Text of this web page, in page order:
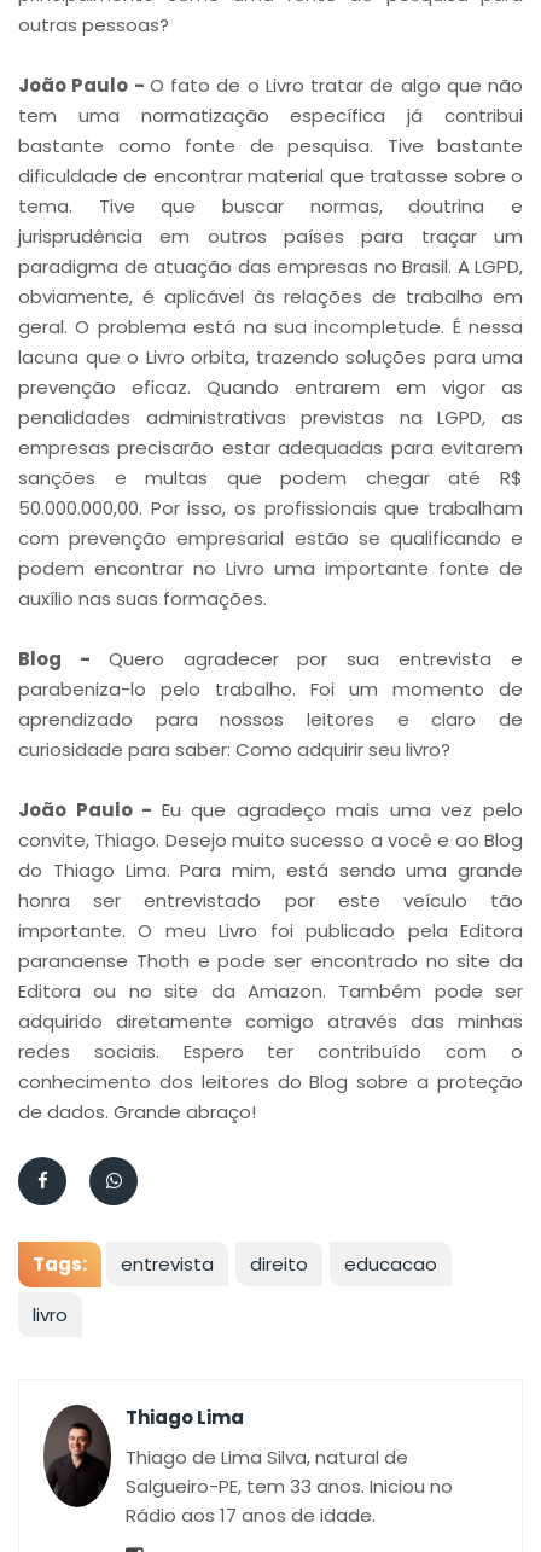
outras pessoas?
João Paulo - O fato de o Livro tratar de algo que não
tem uma normatização específica já contribui
bastante como fonte de pesquisa. Tive bastante
dificuldade de encontrar material que tratasse sobre o
tema. Tive que buscar normas, doutrina e
jurisprudência em outros países para traçar um
paradigma de atuação das empresas no Brasil. A LGPD,
obviamente, é aplicável às relações de trabalho em
geral. O problema está na sua incompletude. É nessa
lacuna que o Livro orbita, trazendo soluções para uma
prevenção eficaz. Quando entrarem em vigor as
penalidades administrativas previstas na LGPD, as
empresas precisarão estar adequadas para evitarem
sanções e multas que podem chegar até R$
50.000.000,00. Por isso, os profissionais que trabalham
com prevenção empresarial estão se qualificando e
podem encontrar no Livro uma importante fonte de
auxílio nas suas formações.
Blog - Quero agradecer por sua entrevista e
parabeniza-lo pelo trabalho. Foi um momento de
aprendizado para nossos leitores e claro de
curiosidade para saber: Como adquirir seu livro?
João Paulo - Eu que agradeço mais uma vez pelo
convite, Thiago. Desejo muito sucesso a você e ao Blog
do Thiago Lima. Para mim, está sendo uma grande
honra ser entrevistado por este veículo tão
importante. O meu Livro foi publicado pela Editora
paranaense Thoth e pode ser encontrado no site da
Editora ou no site da Amazon. Também pode ser
adquirido diretamente comigo através das minhas
redes sociais. Espero ter contribuído com o
conhecimento dos leitores do Blog sobre a proteção
de dados. Grande abraço!
Tags: entrevista direito
educacao
livro
Thiago Lima
Thiago de Lima Silva, natural de
Salgueiro-PE, tem 33 anos. Iniciou no
Rádio aos 17 anos de idade.